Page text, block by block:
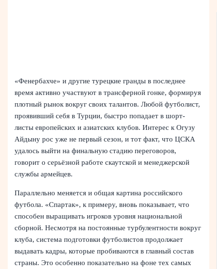
«Фенербахче» и другие турецкие гранды в последнее
время активно участвуют в трансферной гонке, формируя
плотный рынок вокруг своих талантов. Любой футболист,
проявивший себя в Турции, быстро попадает в шорт-
листы европейских и азиатских клубов. Интерес к Огузу
Айдыну рос уже не первый сезон, и тот факт, что ЦСКА
удалось выйти на финальную стадию переговоров,
говорит о серьёзной работе скаутской и менеджерской
службы армейцев.
Параллельно меняется и общая картина российского
футбола. «Спартак», к примеру, вновь показывает, что
способен выращивать игроков уровня национальной
сборной. Несмотря на постоянные турбулентности вокруг
клуба, система подготовки футболистов продолжает
выдавать кадры, которые пробиваются в главный состав
страны. Это особенно показательно на фоне тех самых